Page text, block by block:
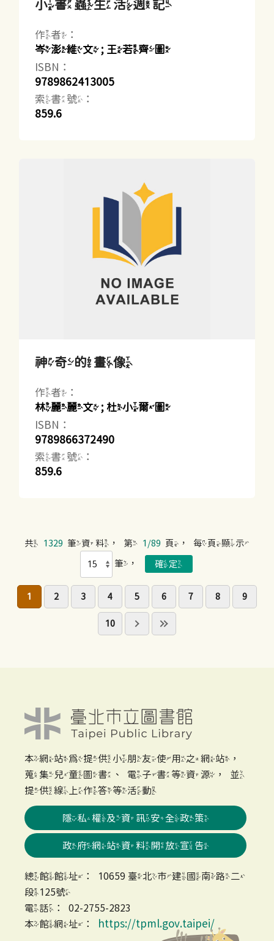
小書蟲生活週記
作者：
岑澎維文 ; 王若齊圖
ISBN：
9789862413005
索書號：
859.6
神奇的畫像
作者：
林麗麗文 ; 杜小爾圖
ISBN：
9789866372490
索書號：
859.6
共 1329 筆資料，第 1/89 頁，每頁顯示
筆，
1 2 3 4 5 6 7 8 9
10
本網站為提供小朋友使用之網站，
蒐集兒童圖書、電子書等資源，並
提供線上作答等活動
隱私權及資訊安全政策
政府網站資料開放宣告
總館館址：10659 臺北市建國南路二
段125號
電話：02-2755-2823
本館網址：
https://tpml.gov.taipei/